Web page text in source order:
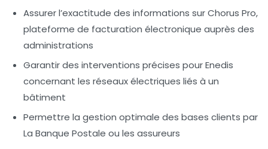
Assurer l’exactitude des informations sur Chorus Pro,
plateforme de facturation électronique auprès des
administrations
Garantir des interventions précises pour Enedis
concernant les réseaux électriques liés à un
bâtiment
Permettre la gestion optimale des bases clients par
La Banque Postale ou les assureurs